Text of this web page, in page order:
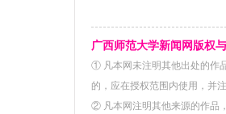
广西师范大学新闻网版权
① 凡本网未注明其他出处的作
的，应在授权范围内使用，并
② 凡本网注明其他来源的作品